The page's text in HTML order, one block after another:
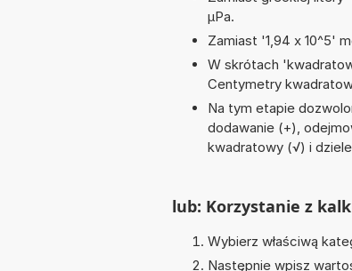
µPa.
Zamiast '1,94 x 10^5'
W skrótach
Centymetry
Na tym etapie
dodawanie (+),
kwadratowy (√) i
lub: Korzystanie z
Wybierz właściwą
Następnie wpisz